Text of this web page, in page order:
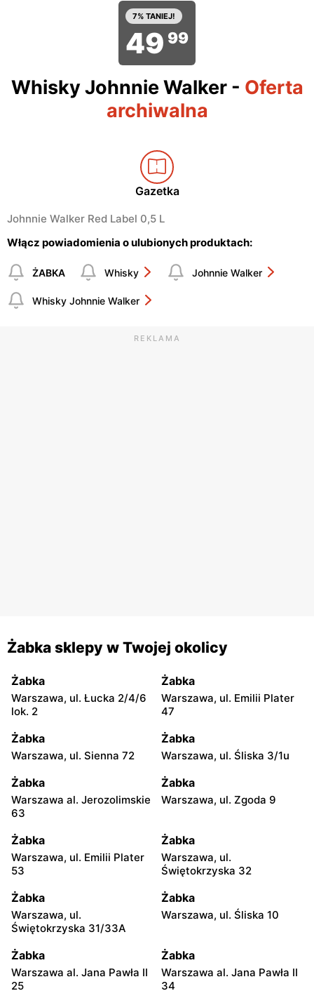
7% TANIEJ!
49 99
Whisky Johnnie Walker- Oferta
archiwalna
Gazetka
Johnnie Walker Red Label 0,5 L
Włącz powiadomienia o ulubionych produktach:
ŻABKA Whisky Johnnie Walker
Whisky Johnnie Walker
REKLAMA
Żabka sklepy w Twojej okolicy
Żabka
Warszawa, ul. Łucka 2/4/6
lok. 2
Żabka
Warszawa, ul. Emilii Plater
47
Żabka
Warszawa, ul. Sienna 72
Żabka
Warszawa, ul. Śliska 3/1u
Żabka
Warszawa al. Jerozolimskie
63
Żabka
Warszawa, ul. Zgoda 9
Żabka
Warszawa, ul. Emilii Plater
53
Żabka
Warszawa, ul.
Świętokrzyska 32
Żabka
Warszawa, ul.
Świętokrzyska 31/33A
Żabka
Warszawa, ul. Śliska 10
Żabka
Warszawa al. Jana Pawła II
25
Żabka
Warszawa al. Jana Pawła II
34